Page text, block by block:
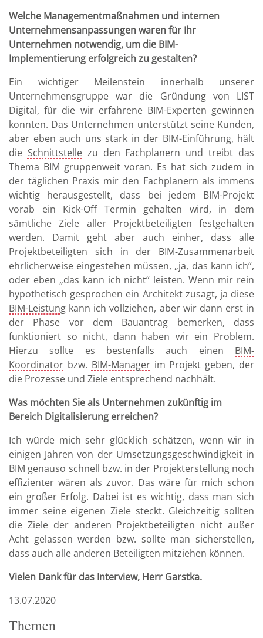
Welche Managementmaßnahmen und internen
Unternehmensanpassungen waren für Ihr
Unternehmen notwendig, um die BIM-
Implementierung erfolgreich zu gestalten?
Ein wichtiger Meilenstein innerhalb unserer
Unternehmensgruppe war die Gründung von LIST
Digital, für die wir erfahrene BIM-Experten gewinnen
konnten. Das Unternehmen unterstützt seine Kunden,
aber eben auch uns stark in der BIM-Einführung, hält
die Schnittstellezu den Fachplanern und treibt das
Thema BIM gruppenweit voran. Es hat sich zudem in
der täglichen Praxis mir den Fachplanern als immens
wichtig herausgestellt, dass bei jedem BIM-Projekt
vorab ein Kick-Off Termin gehalten wird, in dem
sämtliche Ziele aller Projektbeteiligten festgehalten
werden. Damit geht aber auch einher, dass alle
Projektbeteiligten sich in der BIM-Zusammenarbeit
ehrlicherweise eingestehen müssen, „ja, das kann ich“,
oder eben „das kann ich nicht“ leisten. Wenn mir rein
hypothetisch gesprochen ein Architekt zusagt, ja diese
BIM-Leistung kann ich vollziehen, aber wir dann erst in
der Phase vor dem Bauantrag bemerken, dass
funktioniert so nicht, dann haben wir ein Problem.
Hierzu sollte es bestenfalls auch einen BIM-
Koordinator bzw. BIM-Managerim Projekt geben, der
die Prozesse und Ziele entsprechend nachhält.
Was möchten Sie als Unternehmen zukünftig im
Bereich Digitalisierung erreichen?
Ich würde mich sehr glücklich schätzen, wenn wir in
einigen Jahren von der Umsetzungsgeschwindigkeit in
BIM genauso schnell bzw. in der Projekterstellung noch
effizienter wären als zuvor. Das wäre für mich schon
ein großer Erfolg. Dabei ist es wichtig, dass man sich
immer seine eigenen Ziele steckt. Gleichzeitig sollten
die Ziele der anderen Projektbeteiligten nicht außer
Acht gelassen werden bzw. sollte man sicherstellen,
dass auch alle anderen Beteiligten mitziehen können.
Vielen Dank für das Interview, Herr Garstka.
13.07.2020
Themen